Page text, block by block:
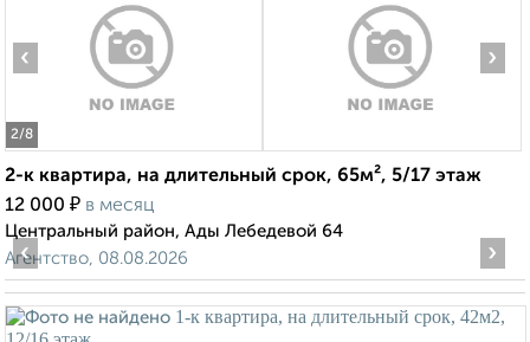
2/8
‹ ›
2-к квартира, на длительный срок, 65м², 5/17 этаж
12 000 ₽ в месяц
Центральный район, Ады Лебедевой 64
Агентство, 08.08.2026
‹ ›